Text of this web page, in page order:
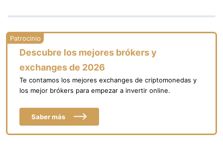
Descubre los mejores brókers y
exchanges de 2026
Te contamos los mejores exchanges de criptomonedas y
los mejor brókers para empezar a invertir online.
Saber más